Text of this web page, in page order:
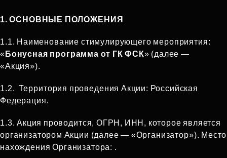
1. ОСНОВНЫЕ ПОЛОЖЕНИЯ
1.1. Наименование стимулирующего мероприятия:
« Бонусная программа от ГК ФСК» (далее —
«Акция»).
1.2. Территория проведения Акции: Российская
Федерация.
1.3. Акция проводится, ОГРН, ИНН, которое является
организатором Акции (далее — «Организатор»). Место
нахождения Организатора: .